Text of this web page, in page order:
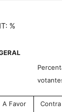
%
A Favor
Contra